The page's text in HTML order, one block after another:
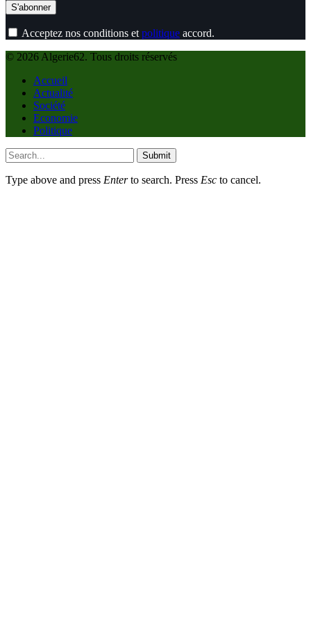
Acceptez nos conditions et politique accord.
© 2026 Algerie62. Tous droits réservés
Accueil
Actualité
Société
Economie
Politique
Submit
Type above and press Enterto search. Press Esc to cancel.